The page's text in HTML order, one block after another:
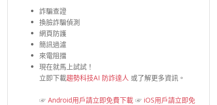
詐騙查證
換臉詐騙偵測
網頁防護
簡訊過濾
來電阻擋
現在就馬上試試！
立即下載趨勢科技AI 防詐達人 或了解更多資訊。
☞ Android用戶請立即免費下載 ☞ iOS用戶請立即免